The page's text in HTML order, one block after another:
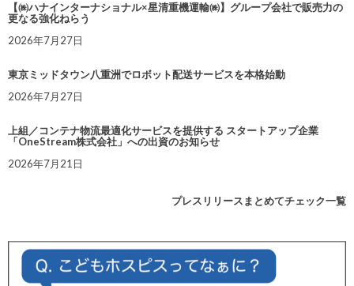
【㈱ハナインターナショナル×星清重機運輸㈱】グループ会社で販売力の
更なる強化ねらう
2026年7月27日
東京ミッドタウン八重洲でロボット配送サービスを本格始動
2026年7月27日
上組／コンテナ物流最適化サービスを提供する スタートアップ企業
「OneStream株式会社」への出資のお知らせ
2026年7月21日
プレスリリースまとめてチェック一覧